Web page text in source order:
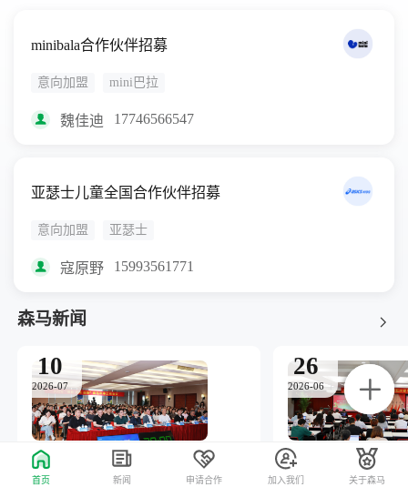
minibala合作伙伴招募
意向加盟 mini巴拉
魏佳迪 17746566547
亚瑟士儿童全国合作伙伴招募
意向加盟 亚瑟士
寇原野 15993561771
森马新闻
10
2026-07
26
2026-06
首页 新闻 申请合作 加入我们 关于森马